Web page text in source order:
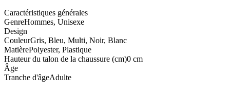
Caractéristiques générales
GenreHommes, Unisexe
Design
CouleurGris, Bleu, Multi, Noir, Blanc
MatièrePolyester, Plastique
Hauteur du talon de la chaussure (cm)0 cm
Âge
Tranche d'âgeAdulte